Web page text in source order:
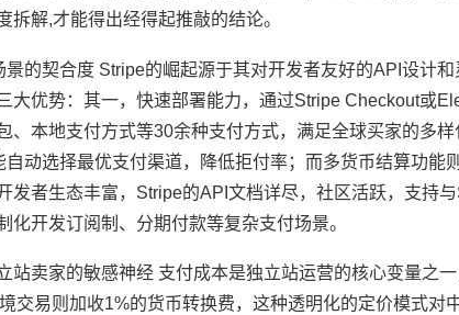
拆解,才能得出经得起推敲的结论。
的契合度 Stripe的崛起源于其对开发者友好的API设计
大优势：其一，快速部署能力，通过Stripe Checkout或
、本地支付方式等30余种支付方式，满足全球买家的多样
动选择最优支付渠道，降低拒付率；而多货币结算功能
发者生态丰富，Stripe的API文档详尽，社区活跃，支持
化开发订阅制、分期付款等复杂支付场景。
站卖家的敏感神经 支付成本是独立站运营的核心变量之
交易则加收1%的货币转换费，这种透明化的定价模式对